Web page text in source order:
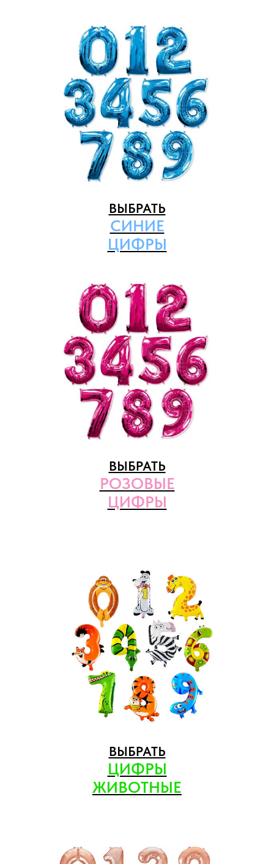
ВЫБРАТЬ
СИНИЕ
ЦИФРЫ
ВЫБРАТЬ
РОЗОВЫЕ
ЦИФРЫ
ВЫБРАТЬ
ЦИФРЫ
ЖИВОТНЫЕ